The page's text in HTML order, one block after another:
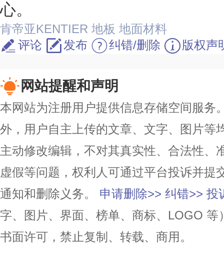
心。
肯帝亚KENTIER 地板 地面材料
评论
发布 纠错/删除 版权声
网站提醒和声明
本网站为注册用户提供信息存储空间服务
外，用户自主上传的文章、文字、图片等
主动修改编辑，不对其真实性、合法性、
虚假等问题，权利人可通过平台投诉并提
通知和删除义务。
申请删除>> 纠错>> 投
字、图片、界面、榜单、商标、LOGO
书面许可，禁止复制、转载、商用。